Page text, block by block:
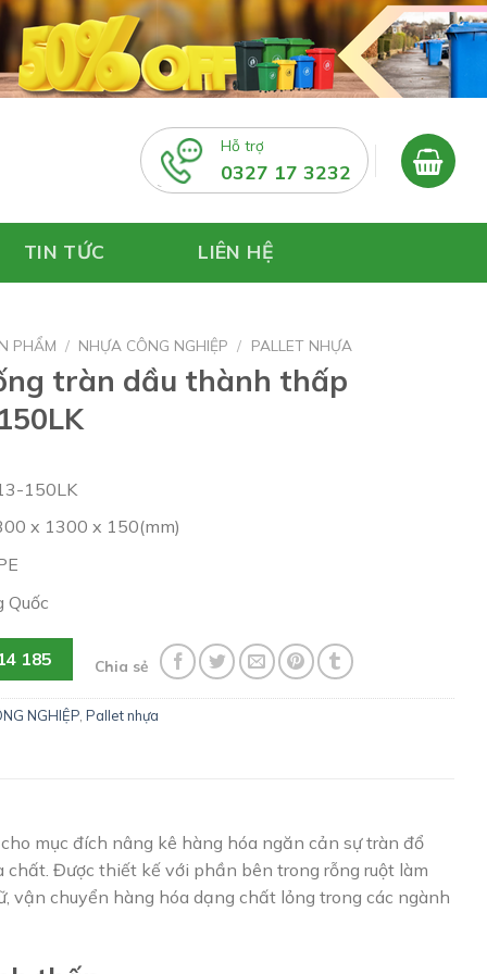
Hỗ trợ
0327 17 3232
TIN TỨC LIÊN HỆ
PHẨM / NHỰA CÔNG NGHIỆP / PALLET NHỰA
tràn dầu thành thấp
150LK
x 1300 x 150(mm)
Quốc
185 Chia sẻ
NGHIỆP Pallet nhựa
mục đích nâng kê hàng hóa ngăn cản sự tràn đổ
Được thiết kế với phần bên trong rỗng ruột làm
vận chuyển hàng hóa dạng chất lỏng trong các ngành